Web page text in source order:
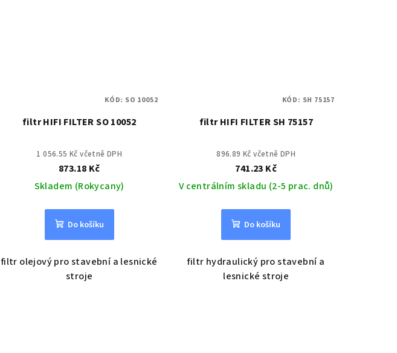
filtr HIFI FILTER SO 10052
1 056.55 Kč včetně DPH
873.18 Kč
Skladem (Rokycany)
Do košíku
filtr olejový pro stavební a lesnické
stroje
KÓD: SO 10052
filtr HIFI FILTER SH 75157
896.89 Kč včetně DPH
741.23 Kč
V centrálním skladu (2-5 prac. dnů)
Do košíku
filtr hydraulický pro stavební a
lesnické stroje
KÓD: SH 75157